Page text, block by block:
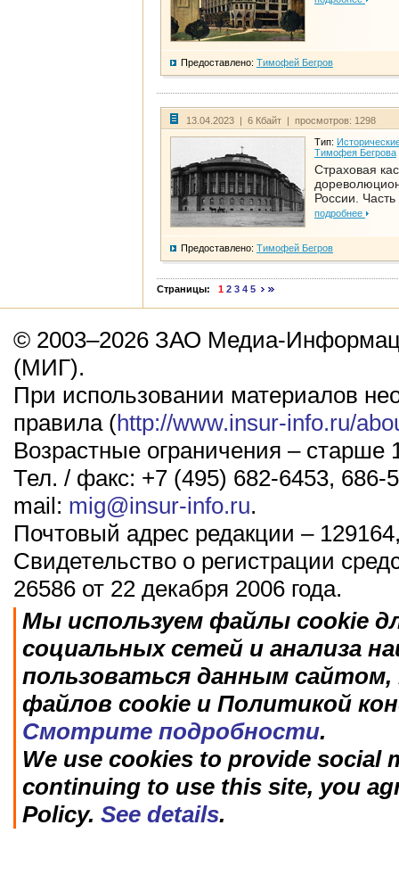
Предоставлено: Тимофей Бегров
13.04.2023 | 6 Кбайт | просмотров: 1298
Тип:
Тимофея Бегрова
Страховая
России. Часть
подробнее
Предоставлено: Тимофей Бегров
Страницы: 1 2 3 4 5
© 2003–2026 ЗАО Медиа-
(МИГ).
При использовании материалов
правила (http://www.insur-info.ru/
Возрастные ограничения – старше
Тел. / факс: +7 (495) 682-6453, 686-
mail: mig@insur-info.ru.
Почтовый адрес редакции –
Свидетельство о регистрации
26586 от 22 декабря 2006 года.
Мы используем файлы cookie
социальных сетей и анализа
пользоваться данным
файлов cookie и Политикой
Смотрите подробности.
We use cookies to provide social
continuing to use this site, you
Policy. See details.